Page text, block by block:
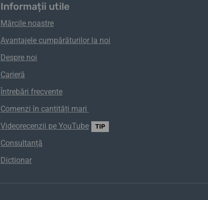
Informații utile
Mărcile noastre
Avantajele cumpărăturilor la noi
Despre noi
Carieră
Întrebări frecvente
Comenzi în cantități mari
Videorecenzii pe YouTube
TIP
Consultanță
Dictionar